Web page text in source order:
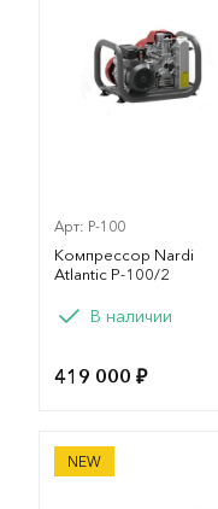
Арт: P-100
Компрессор Nardi
Atlantic P-100/2
ВариантВ наличии
419 000 ₽
NEW
Компрессор